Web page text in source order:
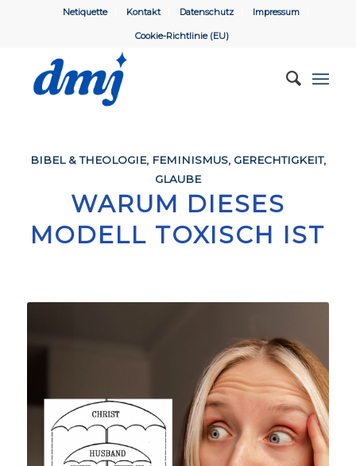
Netiquette Kontakt Datenschutz Impressum
Cookie-Richtlinie (EU)
BIBEL & THEOLOGIE, FEMINISMUS, GERECHTIGKEIT,
GLAUBE
WARUM DIESES
MODELL TOXISCH IST